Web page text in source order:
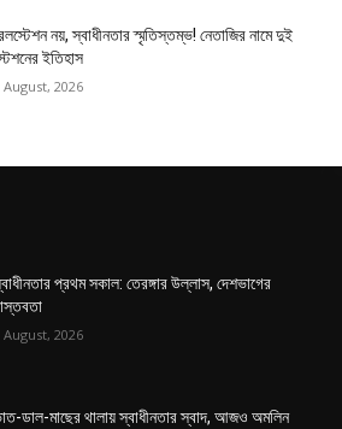
নয়, স্বাধীনতার স্মৃতিস্তম্ভ! নেতাজির নামে দুই
ইতিহাস
August, 2026
প্রথম সকাল: তেরঙ্গার উল্লাস, দেশভাগের
August, 2026
ডাল-মাছের থালায় স্বাধীনতার স্বাদ, আজও অমলিন